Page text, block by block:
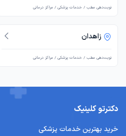
نوبت‌دهی مطب / خدمات پزشکی / مراکز درمانی
زاهدان
نوبت‌دهی مطب / خدمات پزشکی / مراکز درمانی
دکترتو کلینیک
خرید بهترین خدمات پزشکی